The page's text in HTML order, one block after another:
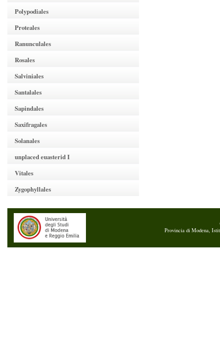
Polypodiales
Proteales
Ranunculales
Rosales
Salviniales
Santalales
Sapindales
Saxifragales
Solanales
unplaced euasterid I
Vitales
Zygophyllales
Provincia di Modena,